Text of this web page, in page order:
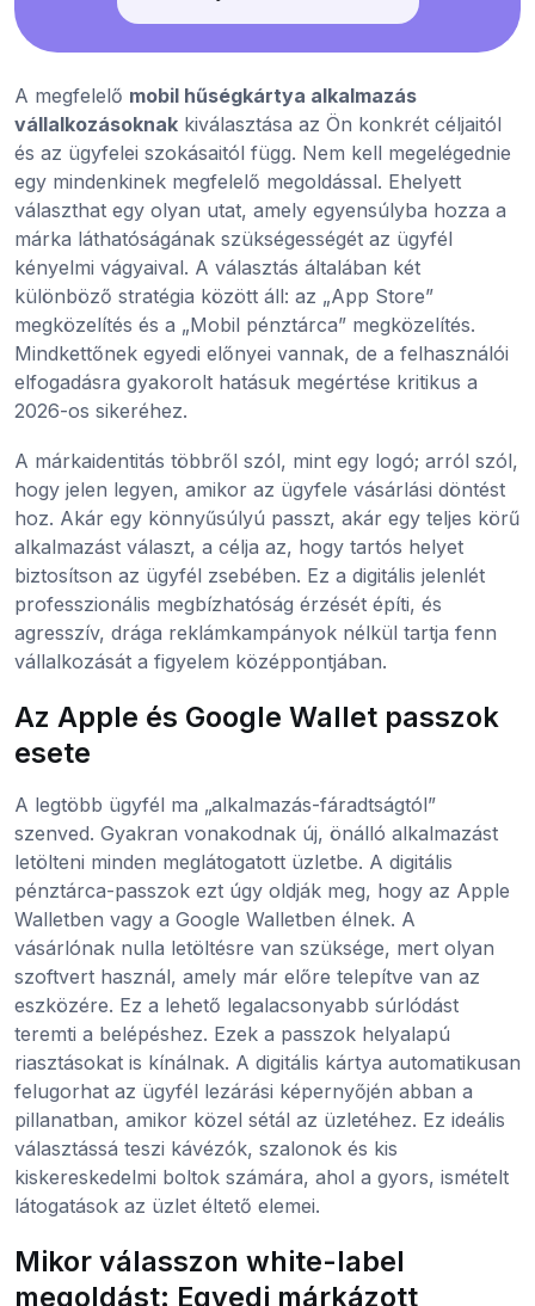
A megfelelő mobil hűségkártya alkalmazás
vállalkozásoknak kiválasztása az Ön konkrét céljaitól
és az ügyfelei szokásaitól függ. Nem kell megelégednie
egy mindenkinek megfelelő megoldással. Ehelyett
választhat egy olyan utat, amely egyensúlyba hozza a
márka láthatóságának szükségességét az ügyfél
kényelmi vágyaival. A választás általában két
különböző stratégia között áll: az „App Store”
megközelítés és a „Mobil pénztárca” megközelítés.
Mindkettőnek egyedi előnyei vannak, de a felhasználói
elfogadásra gyakorolt hatásuk megértése kritikus a
2026-os sikeréhez.
A márkaidentitás többről szól, mint egy logó; arról szól,
hogy jelen legyen, amikor az ügyfele vásárlási döntést
hoz. Akár egy könnyűsúlyú passzt, akár egy teljes körű
alkalmazást választ, a célja az, hogy tartós helyet
biztosítson az ügyfél zsebében. Ez a digitális jelenlét
professzionális megbízhatóság érzését építi, és
agresszív, drága reklámkampányok nélkül tartja fenn
vállalkozását a figyelem középpontjában.
Az Apple és Google Wallet passzok
esete
A legtöbb ügyfél ma „alkalmazás-fáradtságtól”
szenved. Gyakran vonakodnak új, önálló alkalmazást
letölteni minden meglátogatott üzletbe. A digitális
pénztárca-passzok ezt úgy oldják meg, hogy az Apple
Walletben vagy a Google Walletben élnek. A
vásárlónak nulla letöltésre van szüksége, mert olyan
szoftvert használ, amely már előre telepítve van az
eszközére. Ez a lehető legalacsonyabb súrlódást
teremti a belépéshez. Ezek a passzok helyalapú
riasztásokat is kínálnak. A digitális kártya automatikusan
felugorhat az ügyfél lezárási képernyőjén abban a
pillanatban, amikor közel sétál az üzletéhez. Ez ideális
választássá teszi kávézók, szalonok és kis
kiskereskedelmi boltok számára, ahol a gyors, ismételt
látogatások az üzlet éltető elemei.
Mikor válasszon white-label
megoldást: Egyedi márkázott